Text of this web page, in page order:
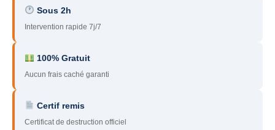
95– Val d’Oise
91 – Essonne
89– Yonne
60 – Oise
51– Marne
Sous 2h
Intervention rapide 7j/7
100% Gratuit
Aucun frais caché garanti
Certif remis
Certificat de destruction officiel